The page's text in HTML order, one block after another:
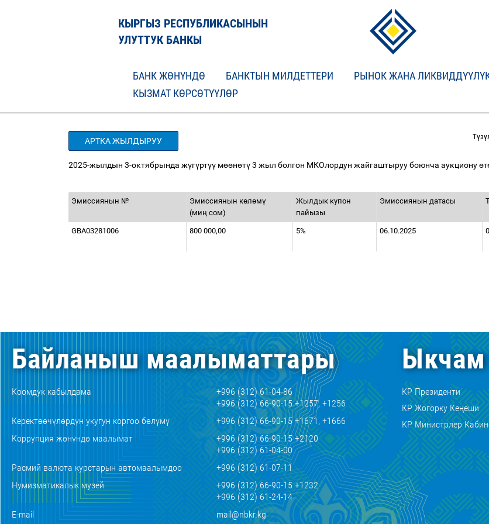
КЫРГЫЗ РЕСПУБЛИКАСЫНЫН
УЛУТТУК БАНКЫ
БАНК ЖӨНҮНДӨ БАНКТЫН МИЛДЕТТЕРИ РЫНОК ЖАНА
КЫЗМАТ КӨРСӨТҮҮЛӨР
АРТКА ЖЫЛДЫРУУ
2025-жылдын 3-октябрында жүгүртүү мөөнөтү3 жыл болгон МКОлордун жайгаштыруу боюнча аукционуөт
Эмиссиянын № Эмиссиянын көлөмү
(миң сом)
Жылдык купон
пайызы
Эмиссиянын датасы Т
GBA03281006 800 000,00 5% 06.10.2025
Байланыш маалыматтары
Коомдук кабылдама
+996 (312) 61-04-86
+996 (312) 66-90-15 +1257, +1256
Керектөөчүлөрдүн укугун коргоо бөлүмү
+996 (312) 66-90-15 +1671, +1666
Коррупция жөнүндө маалымат
+996 (312) 66-90-15 +2120
+996 (312) 61-04-00
Расмий валюта курстарын автомаалымдоо
+996 (312) 61-07-11
Нумизматикалык музей
+996 (312) 66-90-15 +1232
+996 (312) 61-24-14
E-mail
mail@nbkr.kg
Ыкчам
КР Президенти
КР Жогорку Кеңеши
КР Министрлер